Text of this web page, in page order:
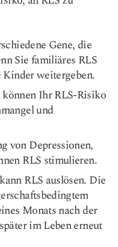
Gene, die
Sie familiäres RLS
Kinder weitergeben.
Ihr RLS-Risiko
und
von Depressionen,
RLS stimulieren.
RLS auslösen. Die
Monats nach der
im Leben erneut